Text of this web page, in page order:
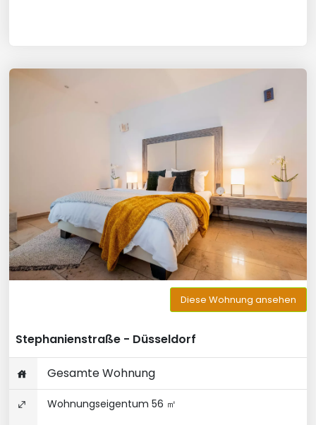
Diese Wohnung ansehen
Stephanienstraße - Düsseldorf
Gesamte Wohnung
Wohnungseigentum 56 ㎡